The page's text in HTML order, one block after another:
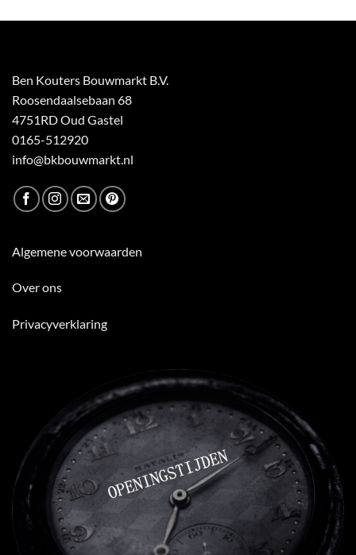
Ben Kouters Bouwmarkt B.V.
Roosendaalsebaan 68
4751RD Oud Gastel
0165-512920
info@bkbouwmarkt.nl
Algemene voorwaarden
Over ons
Privacyverklaring